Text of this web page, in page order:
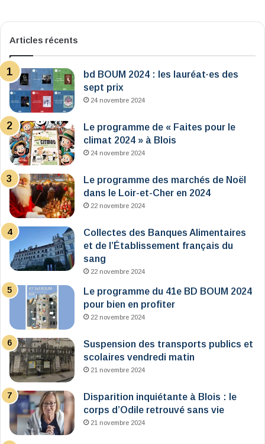
Articles récents
bd BOUM 2024 : les lauréat·es des
sept prix
24 novembre 2024
Le programme de « Faites pour le
climat 2024 » à Blois
24 novembre 2024
Le programme des marchés de Noël
dans le Loir-et-Cher en 2024
22 novembre 2024
Collectes des Banques Alimentaires
et de l’Établissement français du
sang
22 novembre 2024
Le programme du 41e BD BOUM 2024
pour bien en profiter
22 novembre 2024
Suspension des transports publics et
scolaires vendredi matin
21 novembre 2024
Disparition inquiétante à Blois : le
corps d’Odile retrouvé sans vie
21 novembre 2024